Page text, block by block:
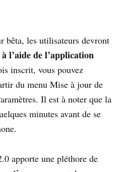
bêta, les utilisateurs devront
l’aide de l’application
inscrit, vous pouvez
du menu Mise à jour de
Il est à noter que la
minutes avant de se
apporte une pléthore de